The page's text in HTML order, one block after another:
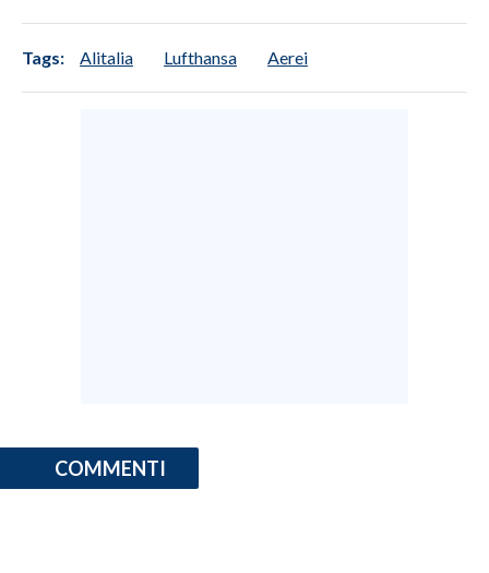
Tags: Alitalia Lufthansa Aerei
COMMENTI